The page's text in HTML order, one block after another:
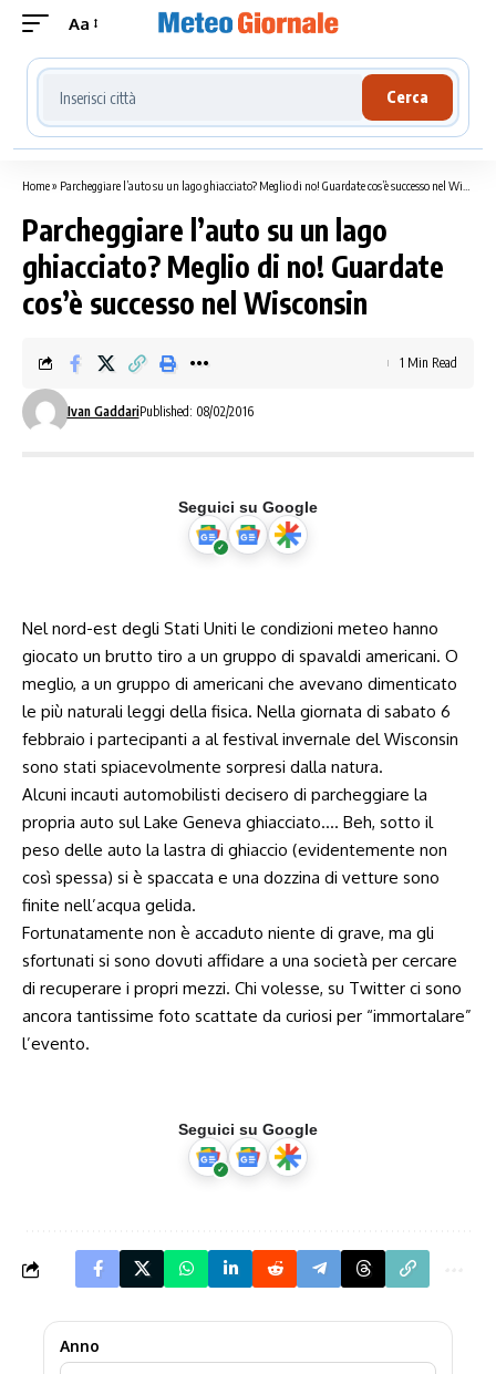
Aa
Cerca località meteo
Cerca
Home» Parcheggiare l’auto su un lago ghiacciato? Meglio di no! Guardate cos’è successo nel Wisconsin
Parcheggiare l’auto su un lago
ghiacciato? Meglio di no! Guardate
cos’è successo nel Wisconsin
Ivan GaddariPublished: 08/02/2016
1 Min Read
Seguici su Google
Nel nord-est degli Stati Uniti le condizioni meteo hanno
giocato un brutto tiro a un gruppo di spavaldi americani. O
meglio, a un gruppo di americani che avevano dimenticato
le più naturali leggi della fisica. Nella giornata di sabato 6
febbraio i partecipanti a al festival invernale del Wisconsin
sono stati spiacevolmente sorpresi dalla natura.
Alcuni incauti automobilisti decisero di parcheggiare la
propria auto sul Lake Geneva ghiacciato…. Beh, sotto il
peso delle auto la lastra di ghiaccio (evidentemente non
così spessa) si è spaccata e una dozzina di vetture sono
finite nell’acqua gelida.
Fortunatamente non è accaduto niente di grave, ma gli
sfortunati si sono dovuti affidare a una società per cercare
di recuperare i propri mezzi. Chi volesse, su Twitter ci sono
ancora tantissime foto scattate da curiosi per “immortalare”
l’evento.
Seguici su Google
Anno